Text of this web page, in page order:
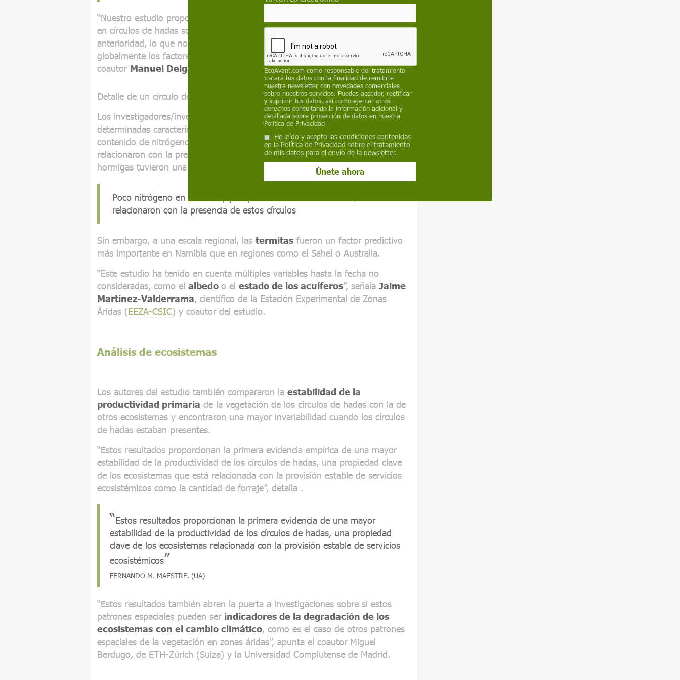
“Nuestro estudio proporciona evidencias de que las formaciones de vegetación
en círculos de hadas son mucho más comunes de lo que se pensaba con
anterioridad, lo que nos ha permitido, por primera vez, comprender
globalmente los factores que afectan a su distribución”, destaca el
coautor Manuel Delgado Baquerizo , líder del BioFunLab del IRNAS-CSIC.
Detalle de un círculo de hadas en Namibia. / Audi Ekandjo
Los investigadores/investigadoras encontraron que la combinación de
determinadas características del suelo y el clima, como presentar un bajo
contenido de nitrógeno y una precipitación media inferior a 200 mm/año, se
relacionaron con la presencia de círculos de hadas. Tanto las termitas como las
hormigas tuvieron una importancia baja como predictores a escala global.
Poco nitrógeno en el suelo y precipitación inferior a 200 mm/año se
relacionaron con la presencia de estos círculos
Sin embargo, a una escala regional, las termitas fueron un factor predictivo
más importante en Namibia que en regiones como el Sahel o Australia.
“Este estudio ha tenido en cuenta múltiples variables hasta la fecha no
consideradas, como el albedo o el estado de los acuíferos”, señala Jaime
Martínez-Valderrama, científico de la Estación Experimental de Zonas
Áridas (EEZA-CSIC) y coautor del estudio.
Análisis de ecosistemas
Los autores del estudio también compararon la estabilidad de la
productividad primaria de la vegetación de los círculos de hadas con la de
otros ecosistemas y encontraron una mayor invariabilidad cuando los círculos
de hadas estaban presentes.
“Estos resultados proporcionan la primera evidencia empírica de una mayor
estabilidad de la productividad de los círculos de hadas, una propiedad clave
de los ecosistemas que está relacionada con la provisión estable de servicios
ecosistémicos como la cantidad de forraje”, detalla .
Estos resultados proporcionan la primera evidencia de una mayor
estabilidad de la productividad de los círculos de hadas, una propiedad
clave de los ecosistemas relacionada con la provisión estable de servicios
ecosistémicos
FERNANDO M. MAESTRE, (UA)
“Estos resultados también abren la puerta a investigaciones sobre si estos
patrones espaciales pueden ser indicadores de la degradación de los
ecosistemas con el cambio climático, como es el caso de otros patrones
espaciales de la vegetación en zonas áridas”, apunta el coautor Miguel
Berdugo, de ETH-Zúrich (Suiza) y la Universidad Complutense de Madrid.
EcoAvant.com como responsable del tratamiento
tratará tus datos con la finalidad de remitirte
nuestra newsletter con novedades comerciales
sobre nuestros servicios. Puedes acceder, rectificar
y suprimir tus datos, así como ejercer otros
derechos consultando la información adicional y
detallada sobre protección de datos en nuestra
Política de Privacidad
He leído y acepto las condiciones contenidas
en la Política de Privacidad sobre el tratamiento
de mis datos para el envío de la newsletter.